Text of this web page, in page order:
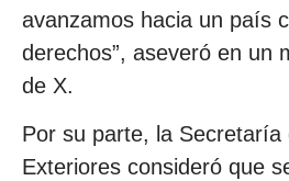
avanzamos hacia un país
derechos”, aseveró en un
de X.
Por su parte, la Secretaría
Exteriores consideró que